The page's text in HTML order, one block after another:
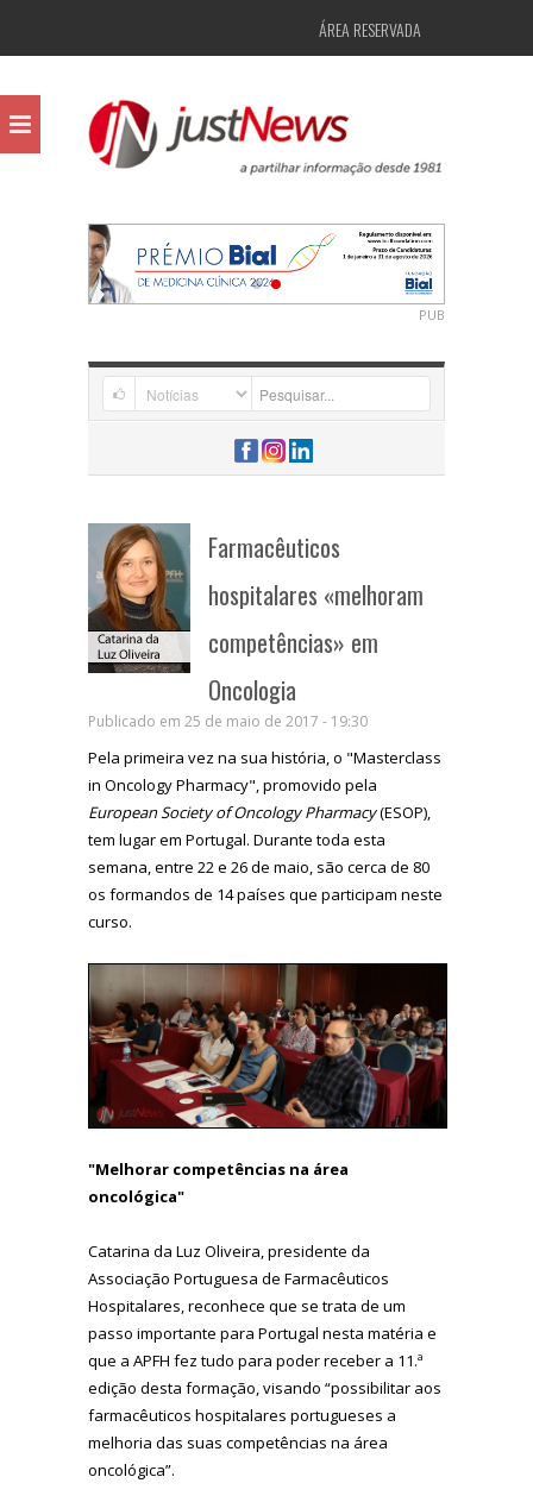
ÁREA RESERVADA
PUB
Farmacêuticos
hospitalares «melhoram
competências» em
Oncologia
Publicado em 25 de maio de 2017 - 19:30
Pela primeira vez na sua história, o "Masterclass
in Oncology Pharmacy", promovido pela
European Society of Oncology Pharmacy(ESOP),
tem lugar em Portugal. Durante toda esta
semana, entre 22 e 26 de maio, são cerca de 80
os formandos de 14 países que participam neste
curso.
"Melhorar competências na área
oncológica"
Catarina da Luz Oliveira, presidente da
Associação Portuguesa de Farmacêuticos
Hospitalares, reconhece que se trata de um
passo importante para Portugal nesta matéria e
que a APFH fez tudo para poder receber a 11.ª
edição desta formação, visando “possibilitar aos
farmacêuticos hospitalares portugueses a
melhoria das suas competências na área
oncológica”.